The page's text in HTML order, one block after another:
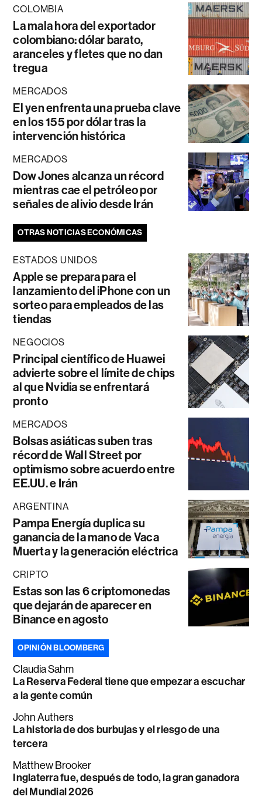
COLOMBIA
La mala hora del exportador
colombiano: dólar barato,
aranceles y fletes que no dan
tregua
MERCADOS
El yen enfrenta una prueba clave
en los 155 por dólar tras la
intervención histórica
MERCADOS
Dow Jones alcanza un récord
mientras cae el petróleo por
señales de alivio desde Irán
OTRAS NOTICIAS ECONÓMICAS
ESTADOS UNIDOS
Apple se prepara para el
lanzamiento del iPhone con un
sorteo para empleados de las
tiendas
NEGOCIOS
Principal científico de Huawei
advierte sobre el límite de chips
al que Nvidia se enfrentará
pronto
MERCADOS
Bolsas asiáticas suben tras
récord de Wall Street por
optimismo sobre acuerdo entre
EE.UU. e Irán
ARGENTINA
Pampa Energía duplica su
ganancia de la mano de Vaca
Muerta y la generación eléctrica
CRIPTO
Estas son las 6 criptomonedas
que dejarán de aparecer en
Binance en agosto
OPINIÓN BLOOMBERG
Claudia Sahm
La Reserva Federal tiene que empezar a escuchar
a la gente común
John Authers
La historia de dos burbujas y el riesgo de una
tercera
Matthew Brooker
Inglaterra fue, después de todo, la gran ganadora
del Mundial 2026